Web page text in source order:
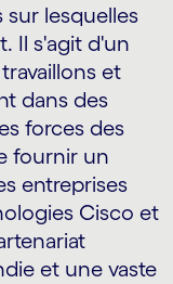
lesquelles
Il s'agit d'un
et
dans des
forces des
fournir un
entreprises
Cisco et
et une vaste